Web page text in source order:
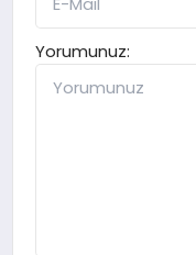
Yorumunuz: